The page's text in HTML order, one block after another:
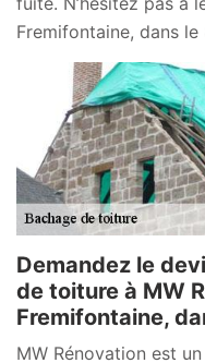
Fremifontaine, dans le
Demandez le
de toiture à MW
Fremifontaine,
MW Rénovation est